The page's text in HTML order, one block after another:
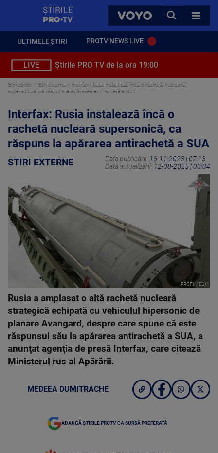
VOYO
CAUTA
TOATE
ULTIMELE ȘTIRI PROTV NEWS LIVE
LIVE Știrile PRO TV de la ora 19:00
Stirileprotv Stiri externe
Interfax: Rusia instalează încă o rachetă nucleară
supersonică, ca răspuns la apărarea antirachetă a SUA
Interfax: Rusia instalează încă o
rachetă nucleară supersonică, ca
răspuns la apărarea antirachetă a SUA
STIRI EXTERNE Data publicării: 16-11-2023 | 07:13
Data actualizării: 12-08-2025 | 03:34
PROFIMEDIA
Rusia a amplasat o altă rachetă nucleară
strategică echipată cu vehiculul hipersonic de
planare Avangard, despre care spune că este
răspunsul său la apărarea antirachetă a SUA, a
anunţat agenţia de presă Interfax, care citează
Ministerul rus al Apărării.
MEDEEA DUMITRACHE
ADAUGĂ ȘTIRILE PROTV CA SURSĂ PREFERATĂ